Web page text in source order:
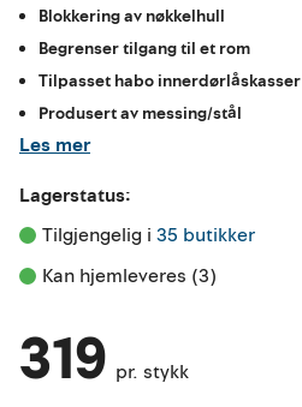
Blokkering av nøkkelhull
Begrenser tilgang til et rom
Tilpasset habo innerdørlåskasser
Produsert av messing/stål
Les mer
Lagerstatus:
Tilgjengelig i 35 butikker
Kan hjemleveres (3)
319 pr. stykk